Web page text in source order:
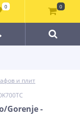
и плит
Gorenje -
0 0